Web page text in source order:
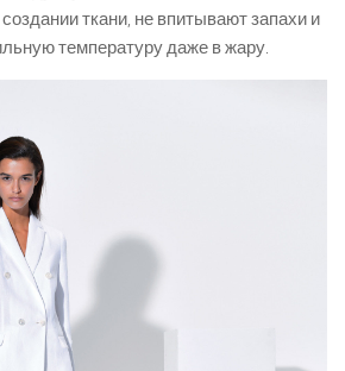
ткани, не впитывают запахи и
температуру даже в жару.